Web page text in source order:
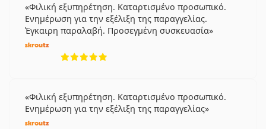
Φιλική εξυπηρέτηση. Καταρτισμένο προσωπικό.
Ενημέρωση για την εξέλιξη της παραγγελίας.
Έγκαιρη παραλαβή. Προσεγμένη συσκευασία
Φιλική εξυπηρέτηση. Καταρτισμένο προσωπικό.
Ενημέρωση για την εξέλιξη της παραγγελίας